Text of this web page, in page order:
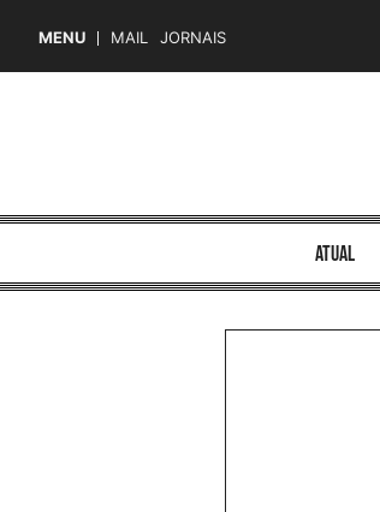
MENU MAIL JORNAIS
atual